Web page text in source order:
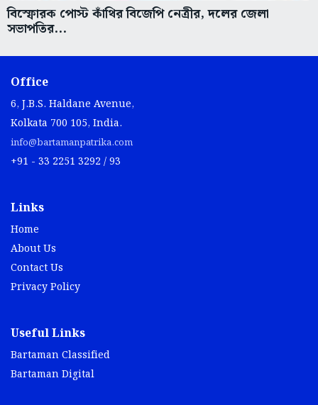
বিস্ফোরক পোস্ট কাঁথির বিজেপি নেত্রীর, দলের জেলা
সভাপতির...
Office
6, J.B.S. Haldane Avenue,
Kolkata 700 105, India.
info@bartamanpatrika.com
+91 - 33 2251 3292 / 93
Links
Home
About Us
Contact Us
Privacy Policy
Useful Links
Bartaman Classified
Bartaman Digital